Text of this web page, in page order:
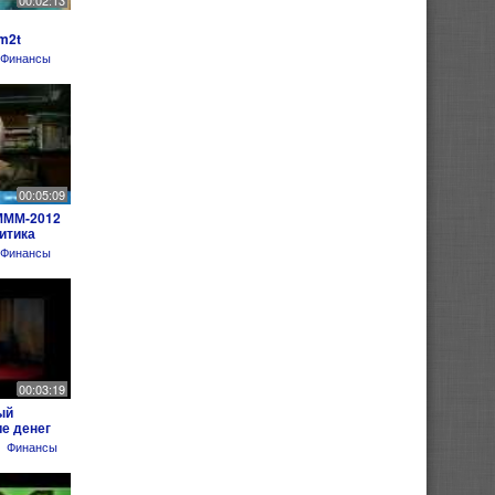
Финансы
00:05:09
2012
Финансы
00:03:19
денег
Финансы